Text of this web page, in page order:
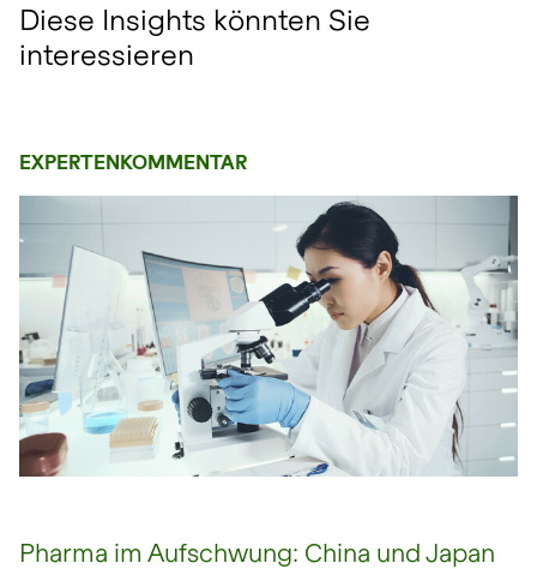
Diese Insights könnten Sie
interessieren
EXPERTENKOMMENTAR
Pharma im Aufschwung: China und Japan